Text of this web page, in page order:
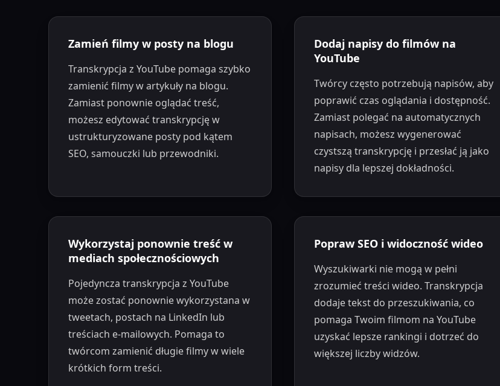
Zamień filmy w posty na blogu
Transkrypcja z YouTube pomaga szybko
zamienić filmy w artykuły na blogu.
Zamiast ponownie oglądać treść,
możesz edytować transkrypcję w
ustrukturyzowane posty pod kątem
SEO, samouczki lub przewodniki.
Dodaj napisy do filmów na
YouTube
Twórcy często potrzebują napisów, aby
poprawić czas oglądania i dostępność.
Zamiast polegać na automatycznych
napisach, możesz wygenerować
czystszą transkrypcję i przesłać ją jako
napisy dla lepszej dokładności.
Wykorzystaj ponownie treść w
mediach społecznościowych
Pojedyncza transkrypcja z YouTube
może zostać ponownie wykorzystana w
tweetach, postach na LinkedIn lub
treściach e-mailowych. Pomaga to
twórcom zamienić długie filmy w wiele
krótkich form treści.
Popraw SEO i widoczność wideo
Wyszukiwarki nie mogą w pełni
zrozumieć treści wideo. Transkrypcja
dodaje tekst do przeszukiwania, co
pomaga Twoim filmom na YouTube
uzyskać lepsze rankingi i dotrzeć do
większej liczby widzów.